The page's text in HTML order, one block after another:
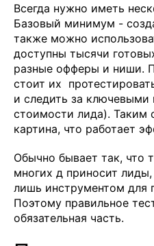
Всегда нужно иметь
Базовый минимум -
также можно
доступны тысячи
разные офферы и ниши.
стоит их
и следить за ключевыми
стоимости лида). Таким
картина, что работает
Обычно бывает так, что
многих д приносит
лишь инструментом для
Поэтому правильное
обязательная часть.